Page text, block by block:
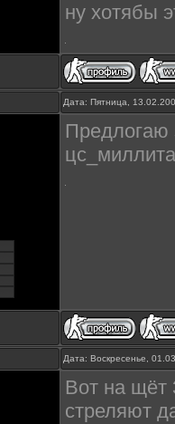
ну хотябы
Дата: Пятница,
Предлогаю
Дата: Воскресенье,
Вот на
стреляют